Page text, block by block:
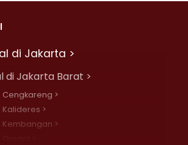
di Jakarta >
di Jakarta Barat >
Cengkareng >
Kalideres >
Kembangan >